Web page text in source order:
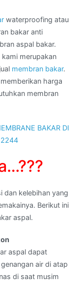
waterproofing atau
bakar anti
aspal bakar.
merupakan
membran bakar.
harga
membran
dan kelebihan yang
Berikut ini
aspal.
aspal dapat
air di atap
di saat musim